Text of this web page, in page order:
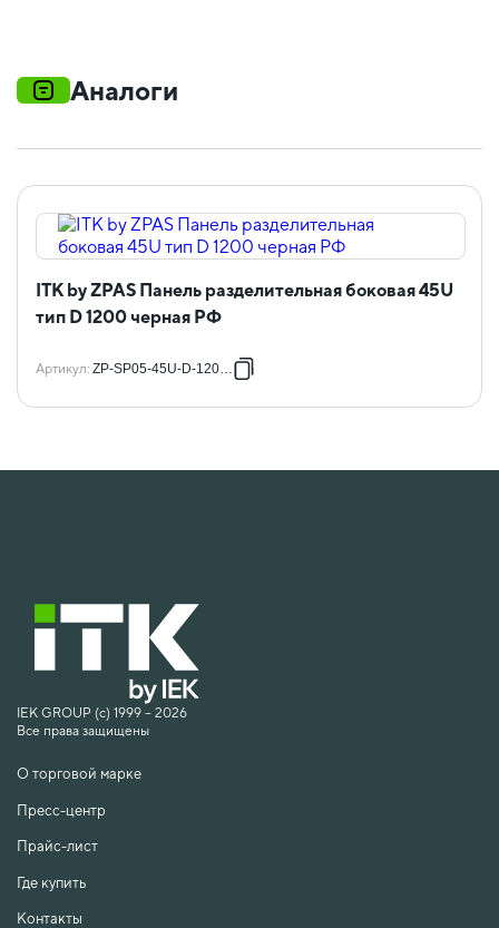
Аналоги
ITK by ZPAS Панель разделительная боковая 45U
тип D 1200 черная РФ
Артикул: ZP-SP05-45U-D-1200-R
IEK GROUP (c) 1999 – 2026
Все права защищены
О торговой марке
Пресс-центр
Прайс-лист
Где купить
Контакты